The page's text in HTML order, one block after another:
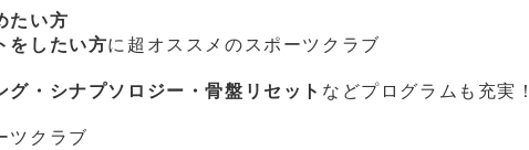
たい方
をしたい方に超オススメのスポーツクラブ
・シナプソロジー・骨盤リセット などプログラムも充実！
クラブ